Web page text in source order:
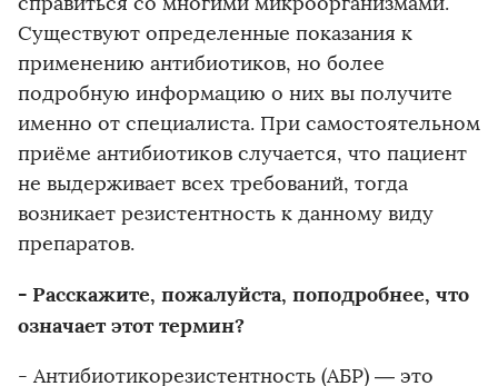
Существуют определенные показания к
применению антибиотиков, но более
подробную информацию о них вы получите
именно от специалиста. При самостоятельном
приёме антибиотиков случается, что пациент
не выдерживает всех требований, тогда
возникает резистентность к данному виду
препаратов.
- Расскажите, пожалуйста, поподробнее, что
означает этот термин?
- Антибиотикорезистентность (АБР) — это